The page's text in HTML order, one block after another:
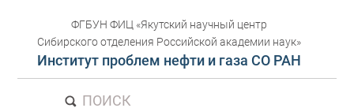
ФГБУН ФИЦ «Якутский научный центр
Сибирского отделения Российской академии наук»
Институт проблем нефти и газа СО РАН
ПОИСК